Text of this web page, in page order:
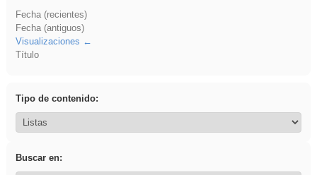
Fecha (recientes)
Fecha (antiguos)
Visualizaciones
Título
Tipo de contenido:
Buscar en: